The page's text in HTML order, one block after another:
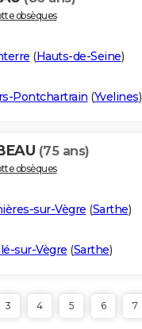
obsèques
(Hauts-de-Seine)
Pontchartrain (Yvelines)
(75 ans)
obsèques
sur-Vègre (Sarthe)
sur-Vègre (Sarthe)
3 4 5 6 7